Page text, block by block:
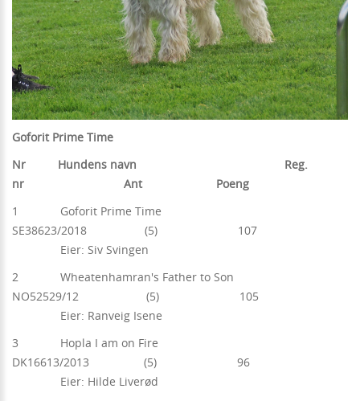
Goforit Prime Time
Nr Hundens navn Reg.
nr Ant Poeng
1 Goforit Prime Time
SE38623/2018 (5) 107
Eier: Siv Svingen
2 Wheatenhamran's Father to Son
NO52529/12 (5) 105
Eier: Ranveig Isene
3 Hopla I am on Fire
DK16613/2013 (5) 96
Eier: Hilde Liverød